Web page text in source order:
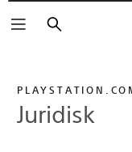
Søk
Juridisk